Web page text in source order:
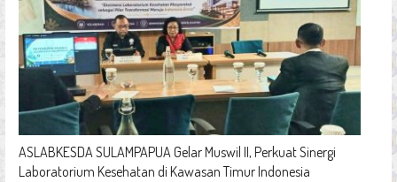
ASLABKESDA SULAMPAPUA Gelar Muswil II, Perkuat Sinergi
Laboratorium Kesehatan di Kawasan Timur Indonesia